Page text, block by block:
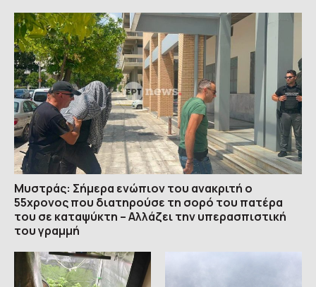
Μυστράς: Σήμερα ενώπιον του ανακριτή ο
55χρονος που διατηρούσε τη σορό του πατέρα
του σε καταψύκτη – Αλλάζει την υπερασπιστική
του γραμμή